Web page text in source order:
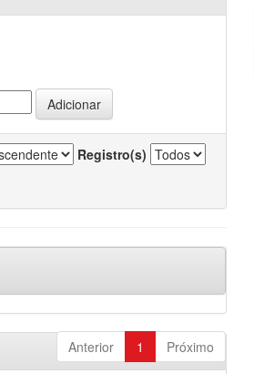
Registro(s)
Anterior 1 Próximo